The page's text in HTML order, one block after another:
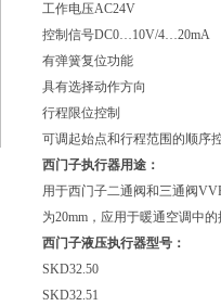
工作电压AC24V
控制信号DC0…10V/4…20mA
有弹簧复位功能
具有选择动作方向
行程限位控制
可调起始点和行程范围的顺
西门子执行器用途：
用于西门子二通阀和三通阀
为20mm，应用于暖通空调中
西门子液压执行器型号：
SKD32.50
SKD32.51